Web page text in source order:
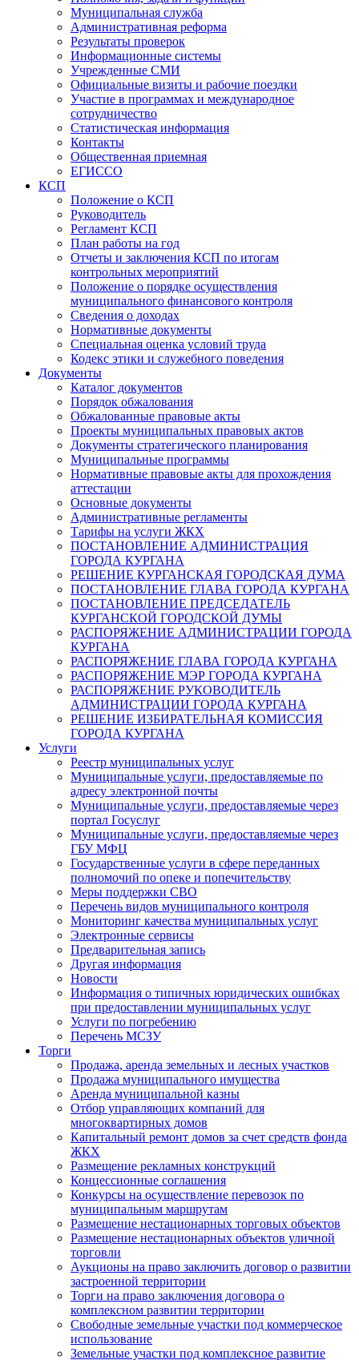
Муниципальная служба
Административная реформа
Результаты проверок
Информационные системы
Учрежденные СМИ
Официальные визиты и рабочие поездки
Участие в программах и международное
сотрудничество
Статистическая информация
Контакты
Общественная приемная
ЕГИССО
КСП
Положение о КСП
Руководитель
Регламент КСП
План работы на год
Отчеты и заключения КСП по итогам
контрольных мероприятий
Положение о порядке осуществления
муниципального финансового контроля
Сведения о доходах
Нормативные документы
Специальная оценка условий труда
Кодекс этики и служебного поведения
Документы
Каталог документов
Порядок обжалования
Обжалованные правовые акты
Проекты муниципальных правовых актов
Документы стратегического планирования
Муниципальные программы
Нормативные правовые акты для прохождения
аттестации
Основные документы
Административные регламенты
Тарифы на услуги ЖКХ
ПОСТАНОВЛЕНИЕ АДМИНИСТРАЦИЯ
ГОРОДА КУРГАНА
РЕШЕНИЕ КУРГАНСКАЯ ГОРОДСКАЯ ДУМА
ПОСТАНОВЛЕНИЕ ГЛАВА ГОРОДА КУРГАНА
ПОСТАНОВЛЕНИЕ ПРЕДСЕДАТЕЛЬ
КУРГАНСКОЙ ГОРОДСКОЙ ДУМЫ
РАСПОРЯЖЕНИЕ АДМИНИСТРАЦИИ ГОРОДА
КУРГАНА
РАСПОРЯЖЕНИЕ ГЛАВА ГОРОДА КУРГАНА
РАСПОРЯЖЕНИЕ МЭР ГОРОДА КУРГАНА
РАСПОРЯЖЕНИЕ РУКОВОДИТЕЛЬ
АДМИНИСТРАЦИИ ГОРОДА КУРГАНА
РЕШЕНИЕ ИЗБИРАТЕЛЬНАЯ КОМИССИЯ
ГОРОДА КУРГАНА
Услуги
Реестр муниципальных услуг
Муниципальные услуги, предоставляемые по
адресу электронной почты
Муниципальные услуги, предоставляемые через
портал Госуслуг
Муниципальные услуги, предоставляемые через
ГБУ МФЦ
Государственные услуги в сфере переданных
полномочий по опеке и попечительству
Меры поддержки СВО
Перечень видов муниципального контроля
Мониторинг качества муниципальных услуг
Электронные сервисы
Предварительная запись
Другая информация
Новости
Информация о типичных юридических ошибках
при предоставлении муниципальных услуг
Услуги по погребению
Перечень МСЗУ
Торги
Продажа, аренда земельных и лесных участков
Продажа муниципального имущества
Аренда муниципальной казны
Отбор управляющих компаний для
многоквартирных домов
Капитальный ремонт домов за счет средств фонда
ЖКХ
Размещение рекламных конструкций
Концессионные соглашения
Конкурсы на осуществление перевозок по
муниципальным маршрутам
Размещение нестационарных торговых объектов
Размещение нестационарных объектов уличной
торговли
Аукционы на право заключить договор о развитии
застроенной территории
Торги на право заключения договора о
комплексном развитии территории
Свободные земельные участки под коммерческое
использование
Земельные участки под комплексное развитие